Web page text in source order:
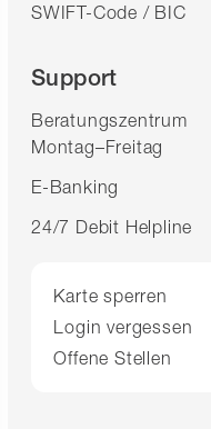
SWIFT-Code / BIC
Support
Beratungszentrum
Montag–Freitag
E-Banking
24/7 Debit Helpline
Karte sperren
Login vergessen
Offene Stellen